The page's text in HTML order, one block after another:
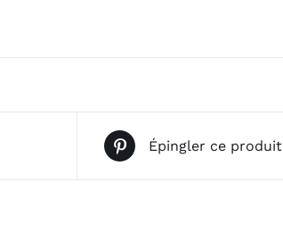
Épingler ce produit